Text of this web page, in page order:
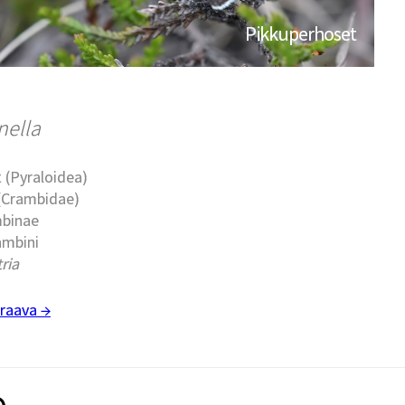
Pikkuperhoset
(Pyraloidea)
→